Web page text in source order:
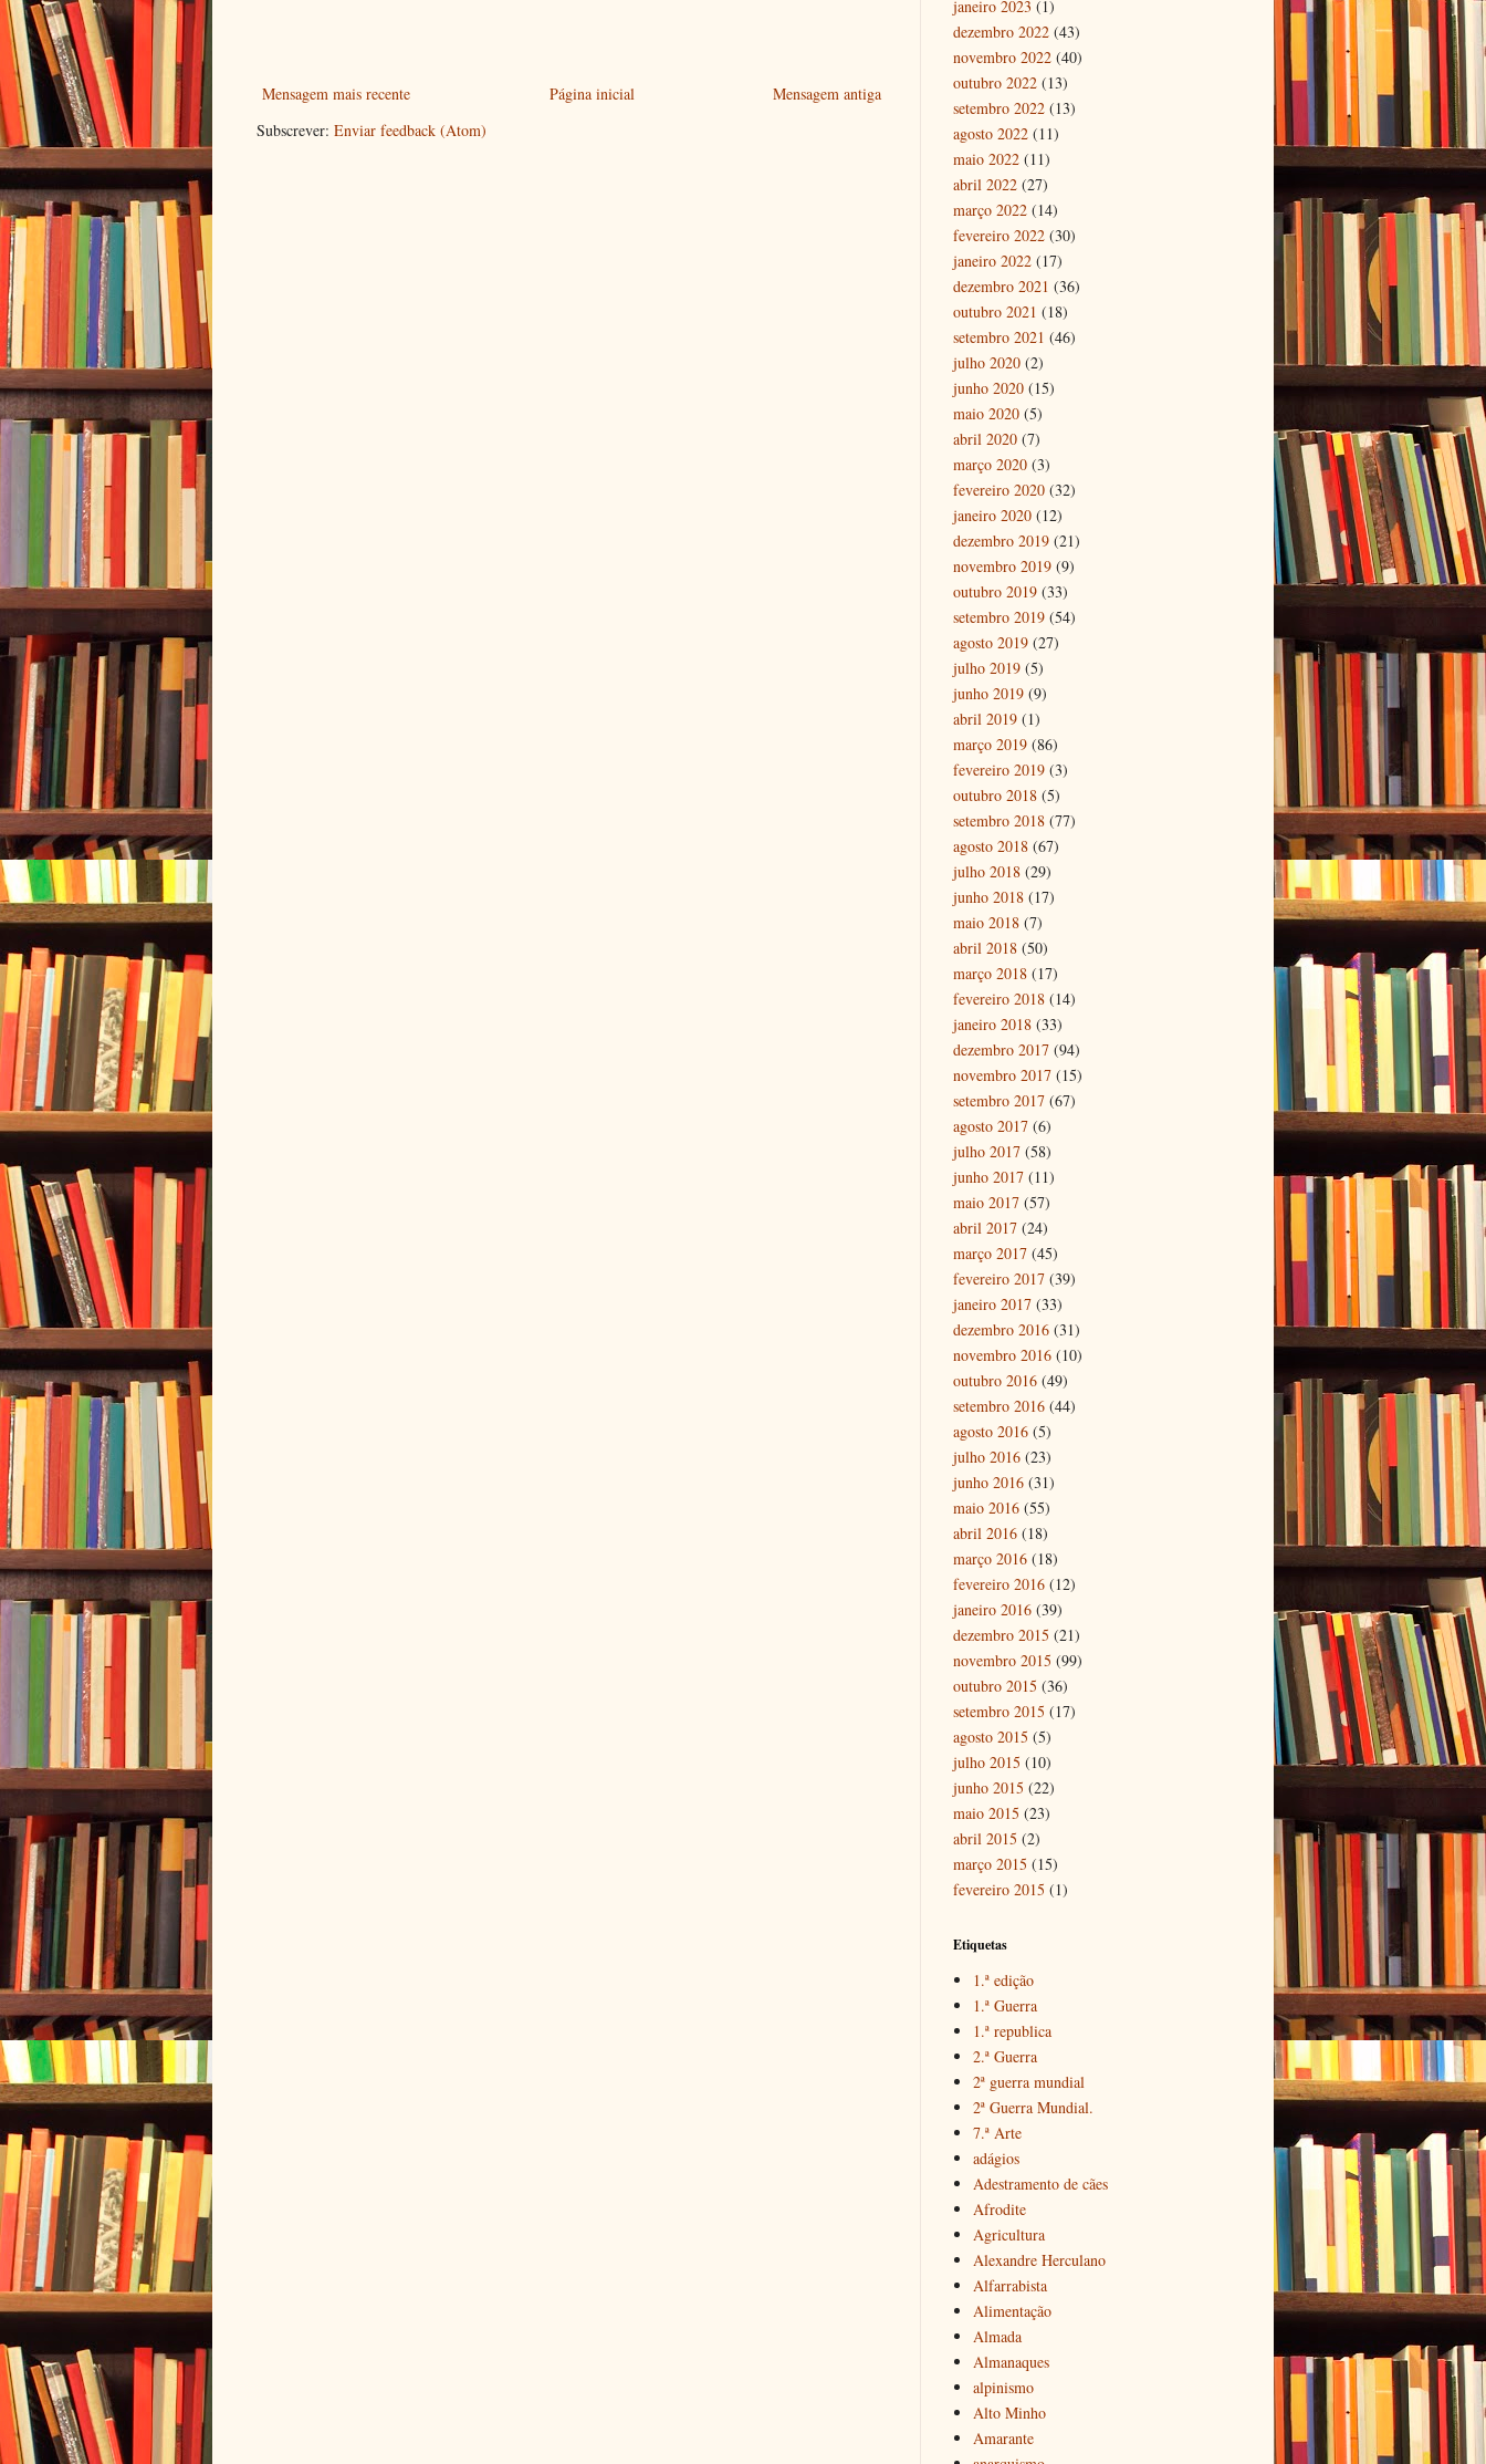
Mensagem mais recente Mensagem antiga
Página inicial
Subscrever: Enviar feedback (Atom)
janeiro 2023 (1)
dezembro 2022 (43)
novembro 2022 (40)
outubro 2022 (13)
setembro 2022 (13)
agosto 2022 (11)
maio 2022 (11)
abril 2022 (27)
março 2022 (14)
fevereiro 2022 (30)
janeiro 2022 (17)
dezembro 2021 (36)
outubro 2021 (18)
setembro 2021 (46)
julho 2020 (2)
junho 2020 (15)
maio 2020 (5)
abril 2020 (7)
março 2020 (3)
fevereiro 2020 (32)
janeiro 2020 (12)
dezembro 2019 (21)
novembro 2019 (9)
outubro 2019 (33)
setembro 2019 (54)
agosto 2019 (27)
julho 2019 (5)
junho 2019 (9)
abril 2019 (1)
março 2019 (86)
fevereiro 2019 (3)
outubro 2018 (5)
setembro 2018 (77)
agosto 2018 (67)
julho 2018 (29)
junho 2018 (17)
maio 2018 (7)
abril 2018 (50)
março 2018 (17)
fevereiro 2018 (14)
janeiro 2018 (33)
dezembro 2017 (94)
novembro 2017 (15)
setembro 2017 (67)
agosto 2017 (6)
julho 2017 (58)
junho 2017 (11)
maio 2017 (57)
abril 2017 (24)
março 2017 (45)
fevereiro 2017 (39)
janeiro 2017 (33)
dezembro 2016 (31)
novembro 2016 (10)
outubro 2016 (49)
setembro 2016 (44)
agosto 2016 (5)
julho 2016 (23)
junho 2016 (31)
maio 2016 (55)
abril 2016 (18)
março 2016 (18)
fevereiro 2016 (12)
janeiro 2016 (39)
dezembro 2015 (21)
novembro 2015 (99)
outubro 2015 (36)
setembro 2015 (17)
agosto 2015 (5)
julho 2015 (10)
junho 2015 (22)
maio 2015 (23)
abril 2015 (2)
março 2015 (15)
fevereiro 2015 (1)
Etiquetas
1.ª edição
1.ª Guerra
1.ª republica
2.ª Guerra
2ª guerra mundial
2ª Guerra Mundial.
7.ª Arte
adágios
Adestramento de cães
Afrodite
Agricultura
Alexandre Herculano
Alfarrabista
Alimentação
Almada
Almanaques
alpinismo
Alto Minho
Amarante